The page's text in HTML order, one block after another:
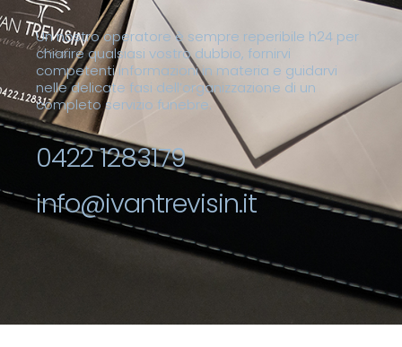
Un nostro operatore è sempre reperibile h24 per
chiarire qualsiasi vostro dubbio, fornirvi
competenti informazioni in materia e guidarvi
nelle delicate fasi dell’organizzazione di un
completo servizio funebre.
0422 1283179
info@ivantrevisin.it